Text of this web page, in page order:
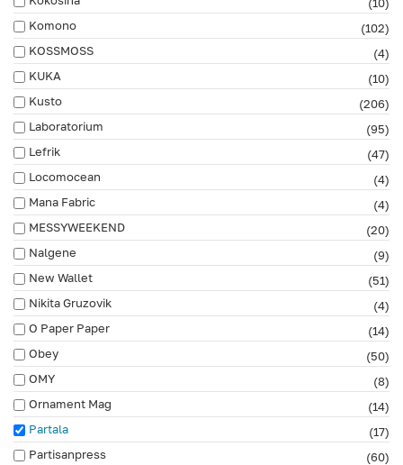
Komono
(102)
KOSSMOSS
(4)
KUKA
(10)
Kusto
(206)
Laboratorium
(95)
Lefrik
(47)
Locomocean
(4)
Mana Fabric
(4)
MESSYWEEKEND
(20)
Nalgene
(9)
New Wallet
(51)
Nikita Gruzovik
(4)
O Paper Paper
(14)
Obey
(50)
OMY
(8)
Ornament Mag
(14)
Partala
(17)
Partisanpress
(60)